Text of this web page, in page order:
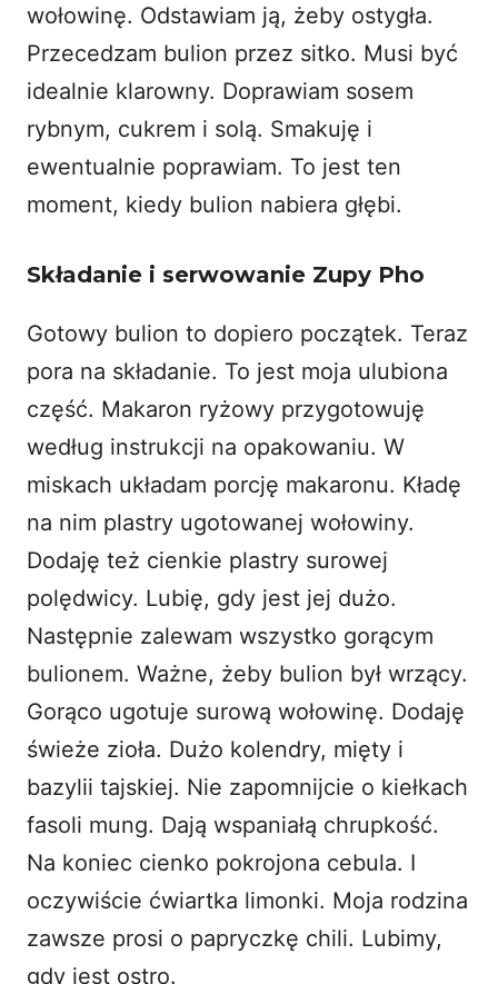
wołowinę. Odstawiam ją, żeby ostygła.
Przecedzam bulion przez sitko. Musi być
idealnie klarowny. Doprawiam sosem
rybnym, cukrem i solą. Smakuję i
ewentualnie poprawiam. To jest ten
moment, kiedy bulion nabiera głębi.
Składanie i serwowanie Zupy Pho
Gotowy bulion to dopiero początek. Teraz
pora na składanie. To jest moja ulubiona
część. Makaron ryżowy przygotowuję
według instrukcji na opakowaniu. W
miskach układam porcję makaronu. Kładę
na nim plastry ugotowanej wołowiny.
Dodaję też cienkie plastry surowej
polędwicy. Lubię, gdy jest jej dużo.
Następnie zalewam wszystko gorącym
bulionem. Ważne, żeby bulion był wrzący.
Gorąco ugotuje surową wołowinę. Dodaję
świeże zioła. Dużo kolendry, mięty i
bazylii tajskiej. Nie zapomnijcie o kiełkach
fasoli mung. Dają wspaniałą chrupkość.
Na koniec cienko pokrojona cebula. I
oczywiście ćwiartka limonki. Moja rodzina
zawsze prosi o papryczkę chili. Lubimy,
gdy jest ostro.